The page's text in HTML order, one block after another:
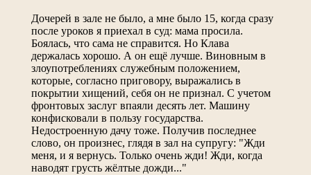
Дочерей в зале не было, а мне было 15, когда сразу
после уроков я приехал в суд: мама просила.
Боялась, что сама не справится. Но Клава
держалась хорошо. А он ещё лучше. Виновным в
злоупотреблениях служебным положением,
которые, согласно приговору, выражались в
покрытии хищений, себя он не признал. С учетом
фронтовых заслуг впаяли десять лет. Машину
конфисковали в пользу государства.
Недостроенную дачу тоже. Получив последнее
слово, он произнес, глядя в зал на супругу: "Жди
меня, и я вернусь. Только очень жди! Жди, когда
наводят грусть жёлтые дожди..."